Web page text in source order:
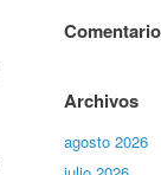
Archivos
agosto 2026